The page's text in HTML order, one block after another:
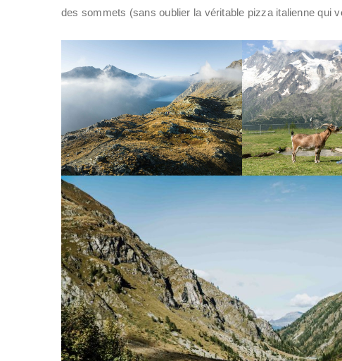
des sommets (sans oublier la véritable pizza italienne qui